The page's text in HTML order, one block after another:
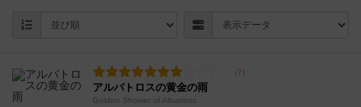
アルバトロスの黄金の雨
Golden Shower of Albatross